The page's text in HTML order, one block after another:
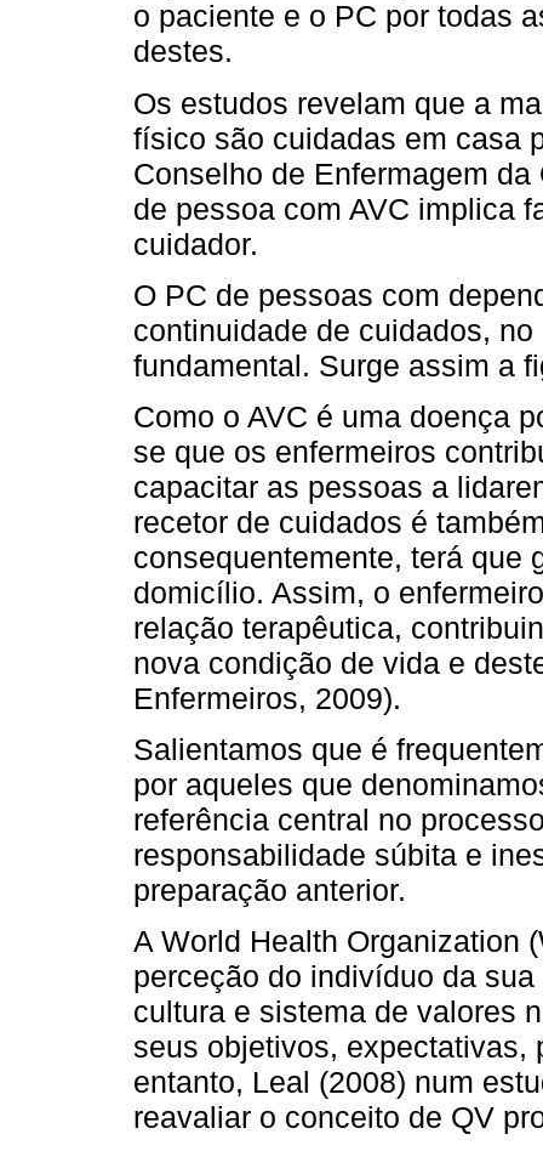
o paciente e o PC por todas
destes.
Os estudos revelam que a
físico são cuidadas em casa
Conselho de Enfermagem
de pessoa com AVC implica
cuidador.
O PC de pessoas com
continuidade de cuidados,
fundamental. Surge assim a
Como o AVC é uma doença
se que os enfermeiros
capacitar as pessoas a
recetor de cuidados é
consequentemente, terá que
domicílio. Assim, o
relação terapêutica,
nova condição de vida e
Enfermeiros, 2009).
Salientamos que é
por aqueles que
referência central no
responsabilidade súbita e
preparação anterior.
A World Health Organization
perceção do indivíduo da
cultura e sistema de valores
seus objetivos, expectativas,
entanto, Leal (2008) num
reavaliar o conceito de QV